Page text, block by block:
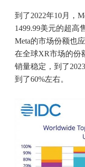
到了2022年10月，
1499.99美元的超高
Meta的市场份额也
在全球XR市场的份
销量稳定，到了
到了60%左右。